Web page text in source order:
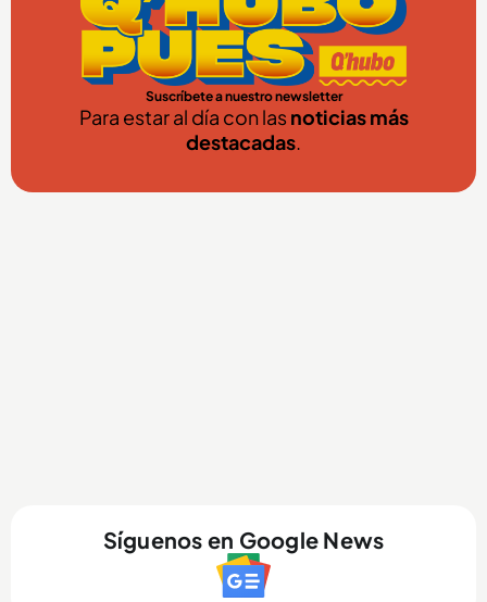
Suscríbete a nuestro newsletter
Para estar al día con lasnoticias más
destacadas.
Síguenos en Google News